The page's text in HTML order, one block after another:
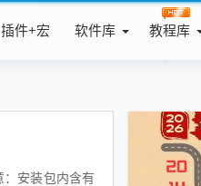
插件+宏 软件库 教程库
安装包内含有